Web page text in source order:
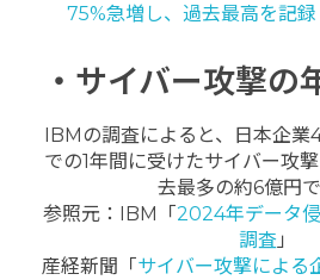
75%急増し、過去最高を記
・サイバー攻撃の
IBMの調査によると、日本企
での1年間に受けたサイバー攻
去最多の約6億円で
参照元：IBM「 2024年データ
調査 」
産経新聞「 サイバー攻撃による